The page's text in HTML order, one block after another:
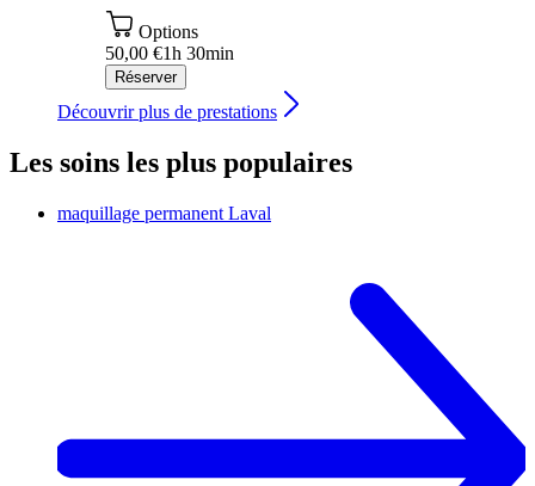
Options
50,00 €1h 30min
Réserver
Découvrir plus de prestations
Les soins les plus populaires
maquillage permanent Laval